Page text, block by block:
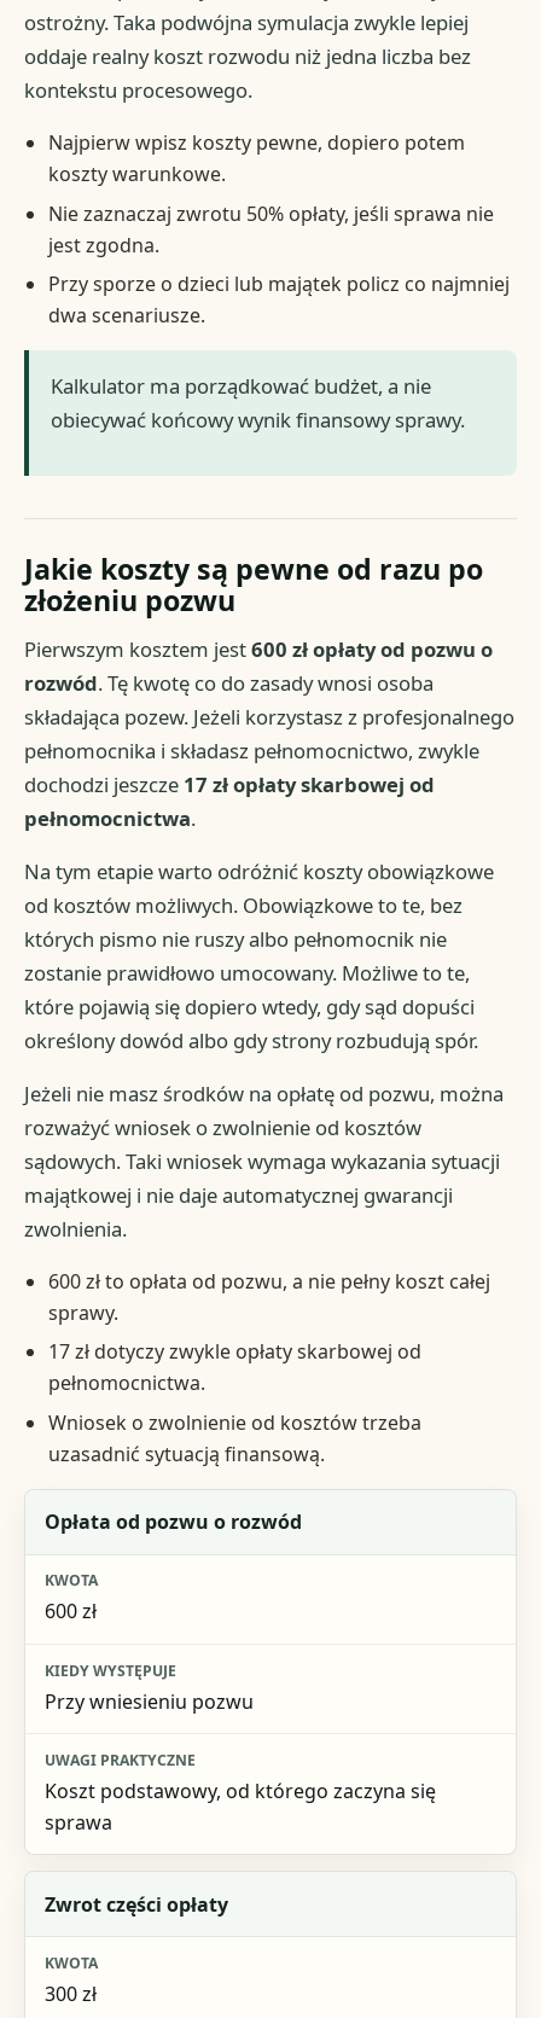
ostrożny. Taka podwójna symulacja zwykle lepiej
oddaje realny koszt rozwodu niż jedna liczba bez
kontekstu procesowego.
Najpierw wpisz koszty pewne, dopiero potem
koszty warunkowe.
Nie zaznaczaj zwrotu 50% opłaty, jeśli sprawa nie
jest zgodna.
Przy sporze o dzieci lub majątek policz co najmniej
dwa scenariusze.
Kalkulator ma porządkować budżet, a nie
obiecywać końcowy wynik finansowy sprawy.
Jakie koszty są pewne od razu po
złożeniu pozwu
Pierwszym kosztem jest600 zł opłaty od pozwu o
rozwód. Tę kwotę co do zasady wnosi osoba
składająca pozew. Jeżeli korzystasz z profesjonalnego
pełnomocnika i składasz pełnomocnictwo, zwykle
dochodzi jeszcze 17 zł opłaty skarbowej od
pełnomocnictwa.
Na tym etapie warto odróżnić koszty obowiązkowe
od kosztów możliwych. Obowiązkowe to te, bez
których pismo nie ruszy albo pełnomocnik nie
zostanie prawidłowo umocowany. Możliwe to te,
które pojawią się dopiero wtedy, gdy sąd dopuści
określony dowód albo gdy strony rozbudują spór.
Jeżeli nie masz środków na opłatę od pozwu, można
rozważyć wniosek o zwolnienie od kosztów
sądowych. Taki wniosek wymaga wykazania sytuacji
majątkowej i nie daje automatycznej gwarancji
zwolnienia.
600 zł to opłata od pozwu, a nie pełny koszt całej
sprawy.
17 zł dotyczy zwykle opłaty skarbowej od
pełnomocnictwa.
Wniosek o zwolnienie od kosztów trzeba
uzasadnić sytuacją finansową.
Pozycja kosztowa
Kwota
Uwagi praktyczne
Opłata od pozwu o rozwód
600 zł
Przy wniesieniu pozwu
Koszt podstawowy, od którego zaczyna się
sprawa
Zwrot części opłaty
300 zł